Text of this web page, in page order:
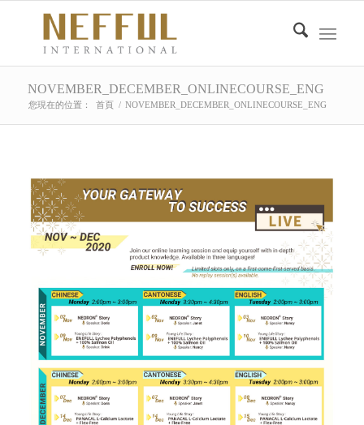
NOVEMBER_DECEMBER_ONLINECOURSE_ENG
您現在的位置： 首頁 / NOVEMBER_DECEMBER_ONLINECOURSE_ENG